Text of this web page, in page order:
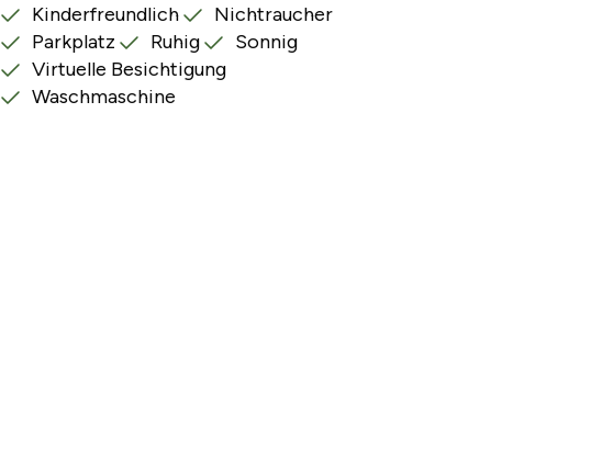
Kinderfreundlich
Nichtraucher
Parkplatz
Ruhig
Sonnig
Virtuelle Besichtigung
Waschmaschine